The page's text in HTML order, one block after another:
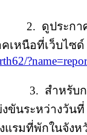
ดูประกาศผล
เหนือที่เว็บไซ
สำหรับการ
ขันระหว่างวัน
แรมที่พักในจัง